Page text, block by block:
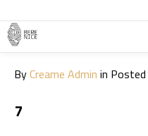
ByCreame Admin in Posted
7